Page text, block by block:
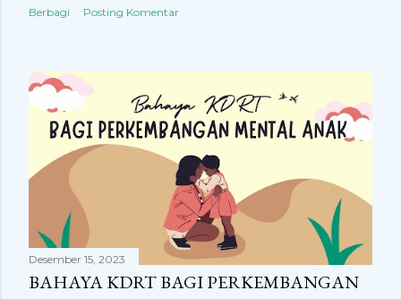
Berbagi Posting Komentar
Desember 15, 2023
BAHAYA KDRT BAGI PERKEMBANGAN